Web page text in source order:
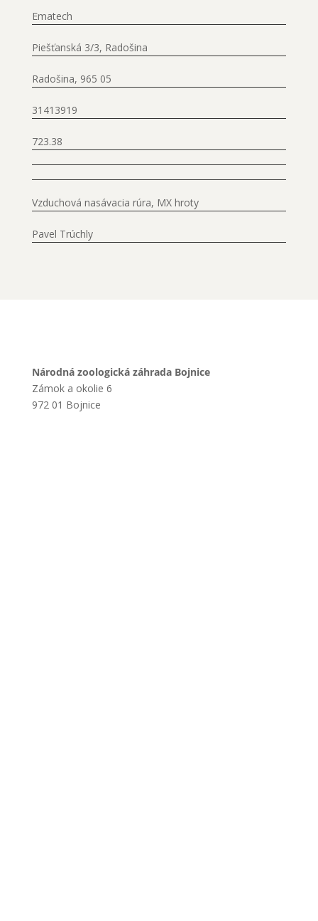
Ematech
Piešťanská 3/3, Radošina
Radošina, 965 05
31413919
723.38
Vzduchová nasávacia rúra, MX hroty
Pavel Trúchly
Národná zoologická záhrada Bojnice
Zámok a okolie 6
972 01 Bojnice